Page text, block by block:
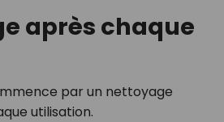
après chaque
par un nettoyage
utilisation.